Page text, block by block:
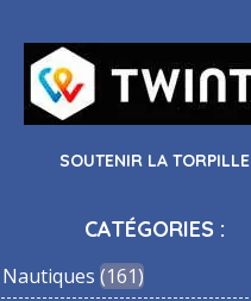
SOUTENIR LA TORPILLE
CATÉGORIES :
161